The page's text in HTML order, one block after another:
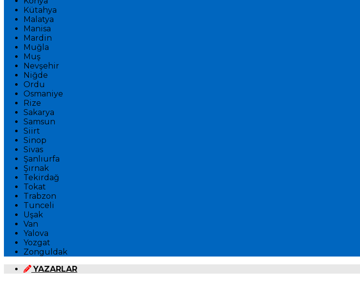
Kütahya
Malatya
Manisa
Mardin
Muğla
Muş
Nevşehir
Niğde
Ordu
Osmaniye
Rize
Sakarya
Samsun
Siirt
Sinop
Sivas
Şanlıurfa
Şırnak
Tekirdağ
Tokat
Trabzon
Tunceli
Uşak
Van
Yalova
Yozgat
Zonguldak
YAZARLAR